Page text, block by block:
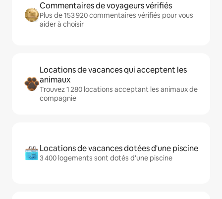
Commentaires de voyageurs vérifiés
Plus de 153 920 commentaires vérifiés pour vous
aider à choisir
Locations de vacances qui acceptent les
animaux
Trouvez 1 280 locations acceptant les animaux de
compagnie
Locations de vacances dotées d'une piscine
3 400 logements sont dotés d'une piscine